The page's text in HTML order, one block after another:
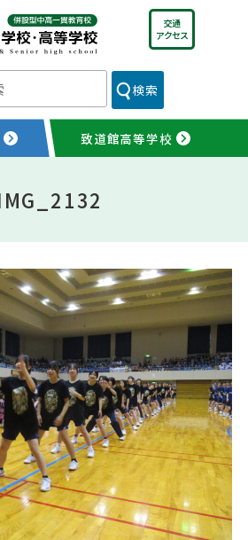
交通
アクセス
致道館高等学校
検索